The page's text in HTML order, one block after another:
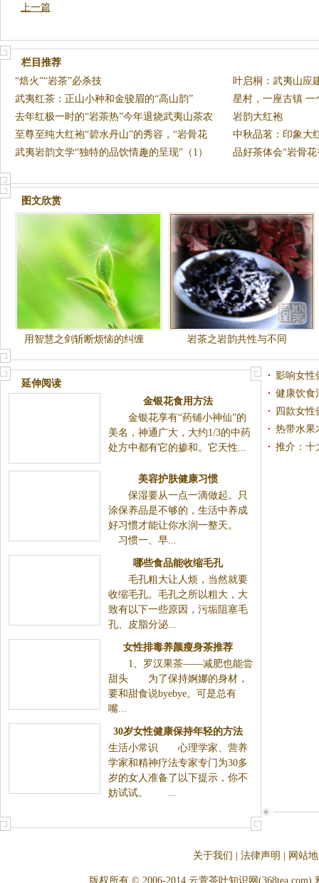
上一篇
栏目推荐
“焙火”“岩茶”必杀技
叶启桐：武夷山应
武夷红茶：正山小种和金骏眉的“高山韵”
星村，一座古镇 一
一
去年红极一时的“岩茶热”今年退烧武夷山茶农
不
岩韵大红袍
至尊至纯大红袍“碧水丹山”的秀容，“岩骨花
香
中秋品茗：印象大
武夷岩韵文学“独特的品饮情趣的呈现”（1）
品好茶体会“岩骨
图文欣赏
用智慧之剑斩断烦恼的纠缠 岩茶之岩韵共性与不同
延伸阅读
金银花食用方法
金银花享有“药铺小神仙”的美
名，神通广大，大约1/3的中药处方中都有它的掺和。它
美容护肤健康习惯
保湿要从一点一滴做起。只
涂保养品是不够的，生活中养成好习惯才能让你水润一
整天。 习惯一、早...
哪些食品能收缩毛孔
毛孔粗大让人烦，当然就要收缩毛孔。毛孔之所以
粗大，大致有以下一些原因，污垢阻塞毛孔、皮脂分
女性排毒养颜瘦身茶推荐
1、罗汉果茶——减肥也能尝甜头 为了保持婀娜
的身材，要和甜食说byebye。可是总有嘴...
30岁女性健康保持年轻的方法
生活小常识 心理学家、营养学家和精神疗法专家专
门为30多岁的女人准备了以下提示，你不妨试试。
影响女性
健康饮食
四款女性
热带水果
推介：十
关于我们 法律声明 网站
版权所有 © 2006-2014 云萱茶叶知识网